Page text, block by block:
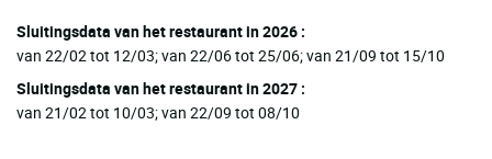
Sluitingsdata van het restaurant in 2026 :
van 22/02 tot 12/03; van 22/06 tot 25/06; van 21/09 tot 15/10
Sluitingsdata van het restaurant in 2027 :
van 21/02 tot 10/03; van 22/09 tot 08/10